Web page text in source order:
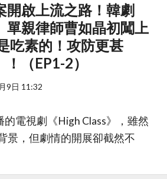
開啟上流之路！韓劇
單親律師曹如晶初闖上
吃素的！攻防更甚
！（EP1-2）
9日 11:32
電視劇《High Class》，雖然
景，但劇情的開展卻截然不